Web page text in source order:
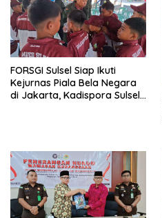
FORSGI Sulsel Siap Ikuti
Kejurnas Piala Bela Negara
di Jakarta, Kadispora Sulsel